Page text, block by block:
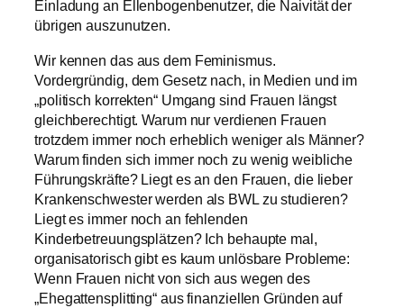
Einladung an Ellenbogenbenutzer, die Naivität der
übrigen auszunutzen.
Wir kennen das aus dem Feminismus.
Vordergründig, dem Gesetz nach, in Medien und im
„politisch korrekten“ Umgang sind Frauen längst
gleichberechtigt. Warum nur verdienen Frauen
trotzdem immer noch erheblich weniger als Männer?
Warum finden sich immer noch zu wenig weibliche
Führungskräfte? Liegt es an den Frauen, die lieber
Krankenschwester werden als BWL zu studieren?
Liegt es immer noch an fehlenden
Kinderbetreuungsplätzen? Ich behaupte mal,
organisatorisch gibt es kaum unlösbare Probleme:
Wenn Frauen nicht von sich aus wegen des
„Ehegattensplitting“ aus finanziellen Gründen auf